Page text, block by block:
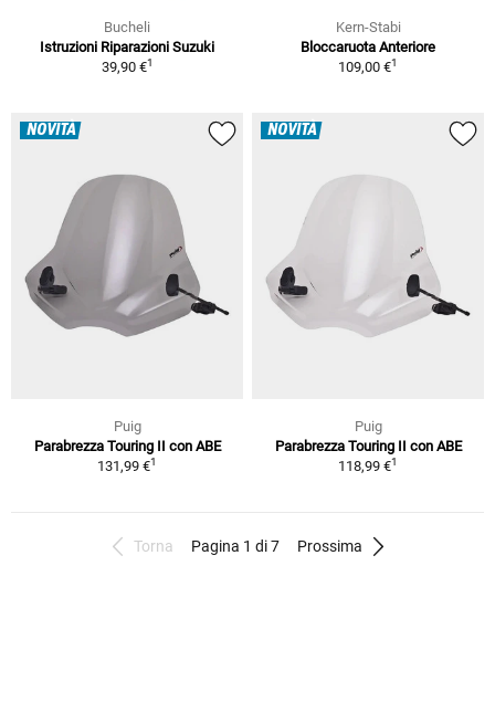
Bucheli
Istruzioni Riparazioni Suzuki
39,90 €1
Kern-Stabi
Bloccaruota Anteriore
109,00 €1
NOVITÀ
Puig
Parabrezza Touring II con ABE
131,99 €1
NOVITÀ
Puig
Parabrezza Touring II con ABE
118,99 €1
Torna Pagina 1 di 7 Prossima